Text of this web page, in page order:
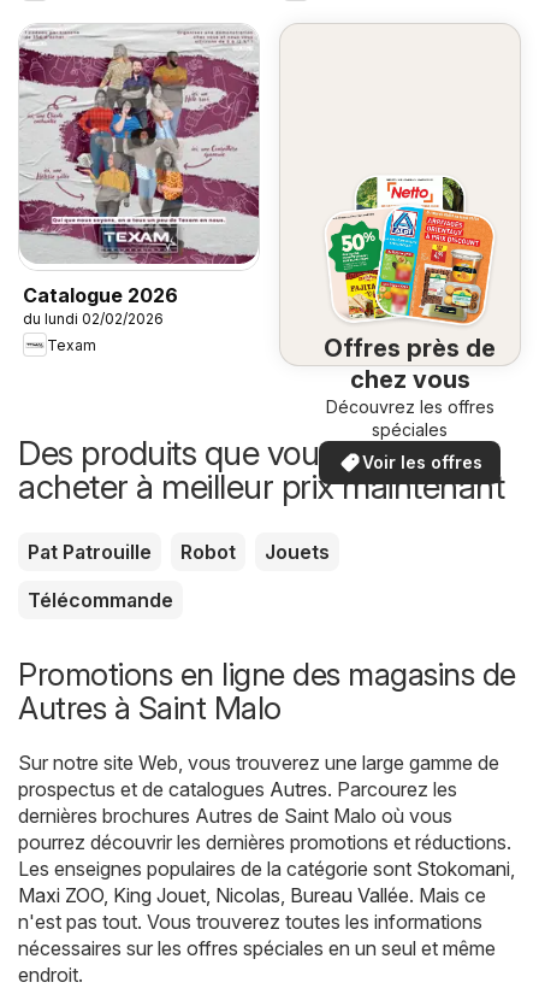
Catalogue 2026
du lundi 02/02/2026
Texam
Offres près de
chez vous
Découvrez les offres
spéciales
Voir les offres
Des produits que vous pouvez
acheter à meilleur prix maintenant
Pat Patrouille Robot
Jouets
Télécommande
Promotions en ligne des magasins de
Autres à Saint Malo
Sur notre site Web, vous trouverez une large gamme de
prospectus et de catalogues Autres. Parcourez les
dernières brochures Autres de Saint Malo où vous
pourrez découvrir les dernières promotions et réductions.
Les enseignes populaires de la catégorie sont Stokomani,
Maxi ZOO, King Jouet, Nicolas, Bureau Vallée. Mais ce
n'est pas tout. Vous trouverez toutes les informations
nécessaires sur les offres spéciales en un seul et même
endroit.